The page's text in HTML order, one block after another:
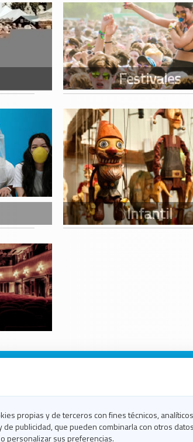
propias y de terceros con fines técnicos,
publicidad, que pueden combinarla con otros
personalizar sus preferencias.
Ocio en Lugo
Ocio en Ourense